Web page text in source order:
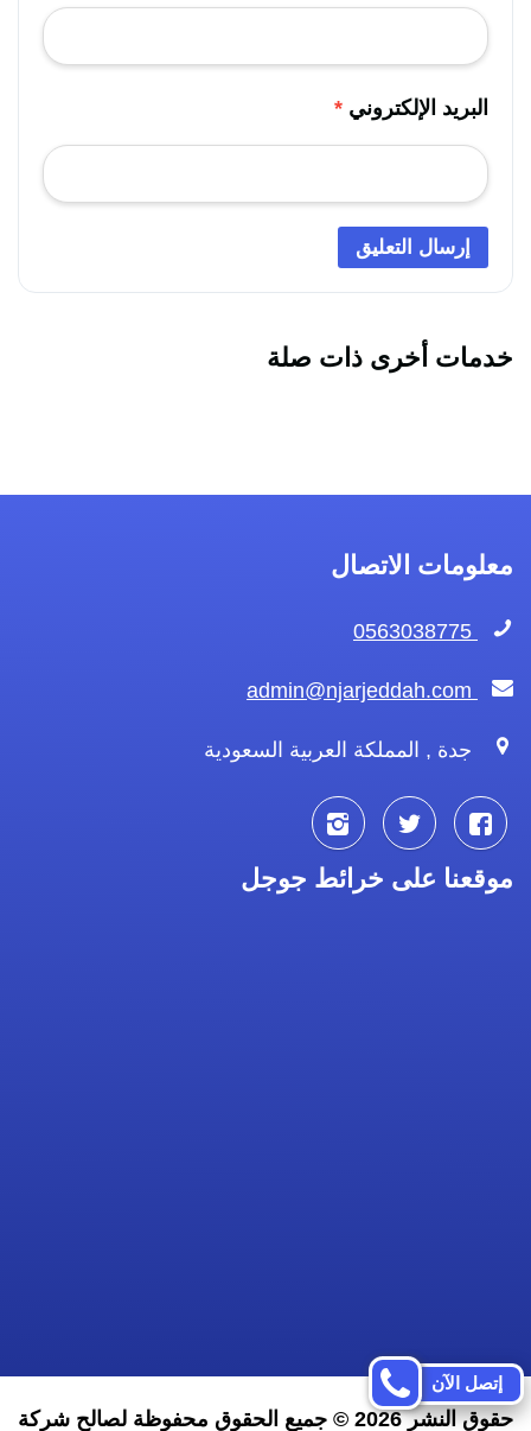
البريد الإلكتروني *
خدمات أخرى ذات صلة
معلومات الاتصال
admin@njarjeddah.com
جدة , المملكة العربية السعودية
تابعنا
على
تابعنا
على
تابعنا
على
موقعنا على خرائط جوجل
حقوق النشر 2026 © جميع الحقوق محفوظة لصالح شركة
إتصل الآن